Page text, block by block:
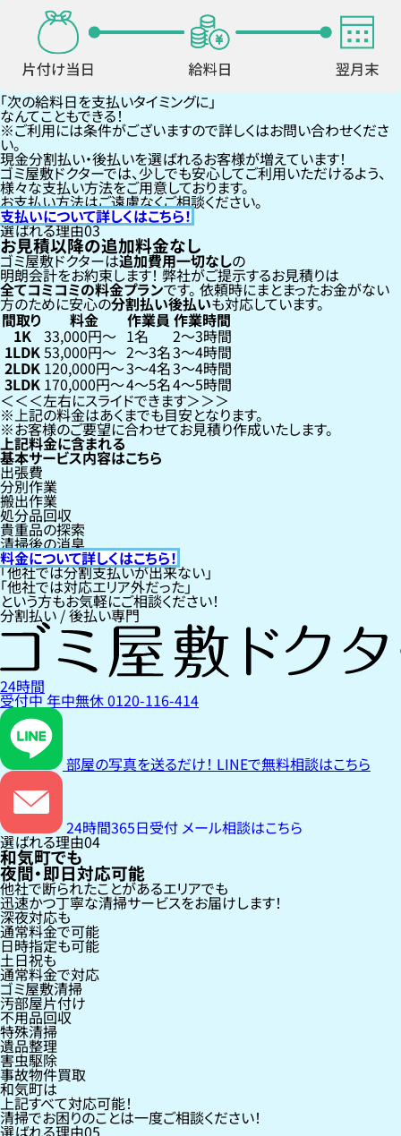
「次の給料日を支払いタイミングに」
なんてこともできる！
ご利用には条件がございますので詳しくはお問い合わせくださ
い。
現金分割払い・後払いを選ばれるお客様が増えています！
ゴミ屋敷ドクターでは、少しでも安心してご利用いただけるよう、
様々な支払い方法をご用意しております。
お支払い方法はご遠慮なくご相談ください。
支払いについて詳しくはこちら！
選ばれる理由03
お見積以降の追加料金なし
ゴミ屋敷ドクターは追加費用一切なしの
明朗会計をお約束します！弊社がご提示するお見積りは
全てコミコミの料金プランです。依頼時にまとまったお金がない
方のために安心の分割払い後払いも対応しています。
間取り 料金 作業員 作業時間
1K 33,000円〜 1名 2〜3時間
1LDK53,000円〜 2〜3名3〜4時間
2LDK 120,000円〜3〜4名3〜4時間
3LDK 170,000円〜4〜5名4〜5時間
左右にスライドできます
上記の料金はあくまでも目安となります。
お客様のご要望に合わせてお見積り作成いたします。
上記料金に含まれる
基本サービス内容はこちら
出張費
分別作業
搬出作業
処分品回収
貴重品の探索
清掃後の消臭
料金について詳しくはこちら！
「他社では分割支払いが出来ない」
「他社では対応エリア外だった」
という方もお気軽にご相談ください！
分割払い / 後払い専門
24時間
受付中年中無休0120-116-414
部屋の写真を送るだけ！ LINEで無料相談はこちら
24時間365日受付 メール相談はこちら
選ばれる理由04
和気町でも
夜間・即日対応可能
他社で断られたことがあるエリアでも
迅速かつ丁寧な清掃サービスをお届けします！
深夜対応も
通常料金で可能
日時指定も可能
土日祝も
通常料金で対応
ゴミ屋敷清掃
汚部屋片付け
不用品回収
特殊清掃
遺品整理
害虫駆除
事故物件買取
和気町は
上記すべて対応可能！
清掃でお困りのことは一度ご相談ください！